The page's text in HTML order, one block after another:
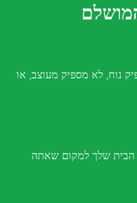
נוח, לא מספיק מעוצב, או
הבית שלך למקום שאתה